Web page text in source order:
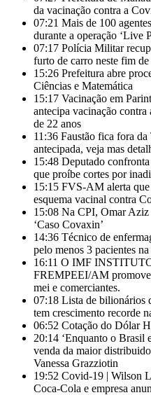
da vacinação contra a
07:21 Mais de 100
durante a operação ‘Live
07:17 Polícia Militar
furto de carro neste fim de
15:26 Prefeitura abre
Ciências e Matemática
15:17 Vacinação em
antecipa vacinação
de 22 anos
11:36 Faustão fica fora
antecipada, veja mas
15:48 Deputado
que proíbe cortes por
15:15 FVS-AM alerta que
esquema vacinal contra
15:08 Na CPI, Omar Aziz
‘Caso Covaxin’
14:36 Técnico de
pelo menos 3 pacientes
16:11 O IMF
FREMPEEI/AM
mei e comerciantes.
07:18 Lista de bilionários
tem crescimento recorde
06:52 Cotação do Dólar
20:14 ‘Enquanto o Brasil
venda da maior
Vanessa Grazziotin
19:52 Covid-19 | Wilson
Coca-Cola e empresa